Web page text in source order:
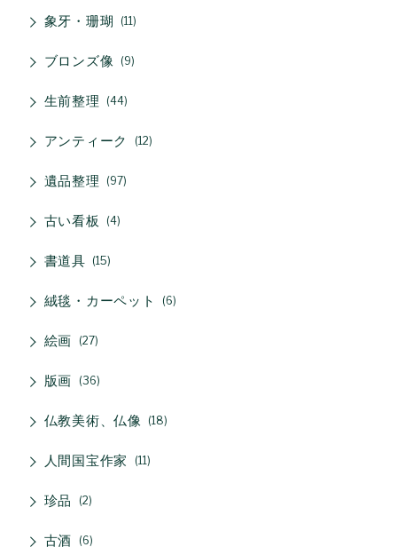
象牙・珊瑚 11
ブロンズ像 9
生前整理 44
アンティーク 12
遺品整理 97
古い看板 4
書道具 15
絨毯・カーペット 6
絵画 27
版画 36
仏教美術、仏像 18
人間国宝作家 11
珍品 2
古酒 6